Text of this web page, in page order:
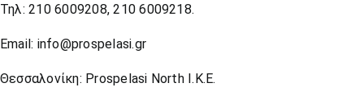
Τηλ:210 6009208,210 6009218.
Email: info@prospelasi.gr
Θεσσαλονίκη: Prospelasi North I.K.E.